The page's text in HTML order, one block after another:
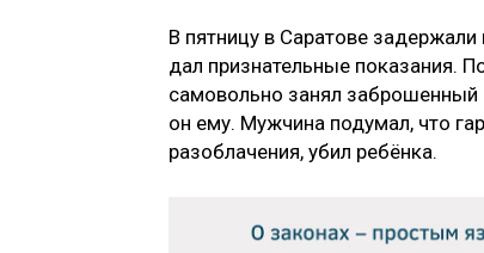
В пятницу в Саратове
дал признательные показания.
самовольно занял
он ему. Мужчина подумал, что
разоблачения, убил ребёнка.